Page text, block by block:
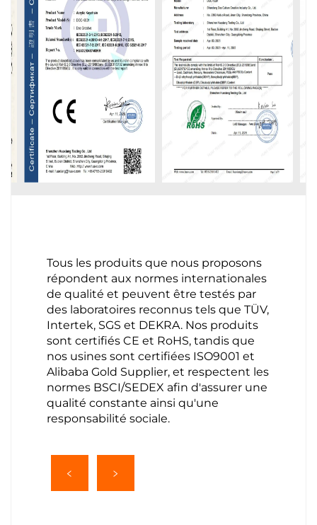
Tous les produits que nous proposons
répondent aux normes internationales
de qualité et peuvent être testés par
des laboratoires reconnus tels que TÜV,
Intertek, SGS et DEKRA. Nos produits
sont certifiés CE et RoHS, tandis que
nos usines sont certifiées ISO9001 et
Alibaba Gold Supplier, et respectent les
normes BSCI/SEDEX afin d'assurer une
qualité constante ainsi qu'une
responsabilité sociale.